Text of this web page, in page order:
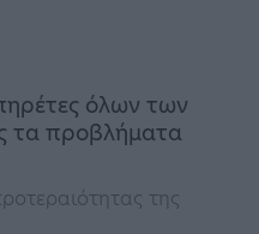
όλων των
τα προβλήματα
της